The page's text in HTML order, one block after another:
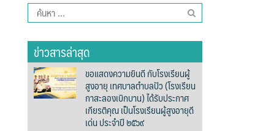
ค้นหา
สำหรับ:
ข่าวสารล่าสุด
ขอแสดงความยินดี กับโรงเรียนผู้
สูงอายุ เทศบาลตำบลปัว (โรงเรียน
กาสะลองเบิกบาน) ได้รับประกาศ
เกียรติคุณ เป็นโรงเรียนผู้สูงอายุดี
เด่น ประจำปี ๒๕๖๙